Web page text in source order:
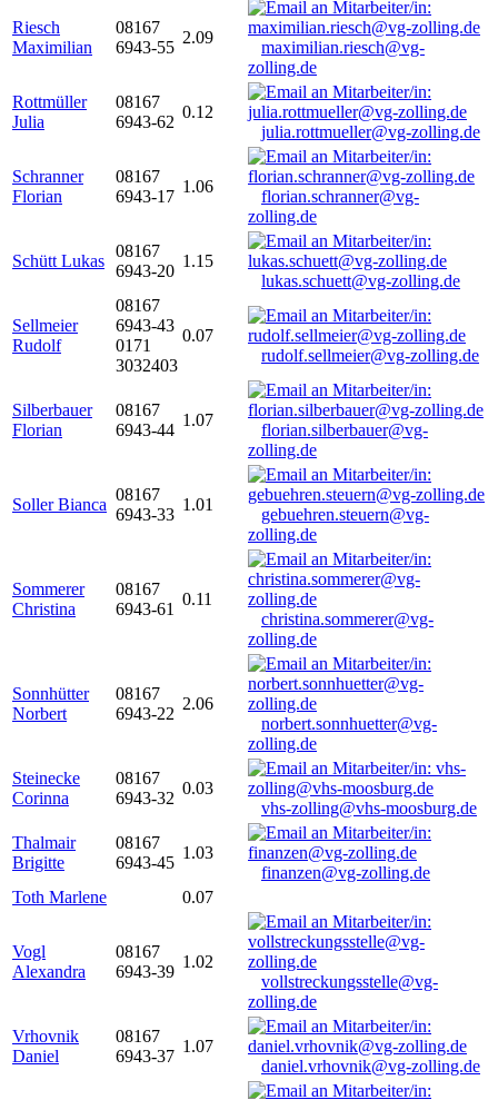
Riesch
Maximilian
08167
6943-55
2.09
maximilian.riesch@vg-
zolling.de
Rottmüller
Julia
08167
6943-62
0.12
julia.rottmueller@vg-zolling.de
Schranner
Florian
08167
6943-17
1.06
florian.schranner@vg-
zolling.de
Schütt Lukas
08167
6943-20
1.15
lukas.schuett@vg-zolling.de
Sellmeier
Rudolf
08167
6943-43
0171
3032403
0.07
rudolf.sellmeier@vg-zolling.de
Silberbauer
Florian
08167
6943-44
1.07
florian.silberbauer@vg-
zolling.de
Soller Bianca
08167
6943-33
1.01
gebuehren.steuern@vg-
zolling.de
Sommerer
Christina
08167
6943-61
0.11
christina.sommerer@vg-
zolling.de
Sonnhütter
Norbert
08167
6943-22
2.06
norbert.sonnhuetter@vg-
zolling.de
Steinecke
Corinna
08167
6943-32
0.03
vhs-zolling@vhs-moosburg.de
Thalmair
Brigitte
08167
6943-45
1.03
finanzen@vg-zolling.de
Toth Marlene
0.07
Vogl
Alexandra
08167
6943-39
1.02
vollstreckungsstelle@vg-
zolling.de
Vrhovnik
Daniel
08167
6943-37
1.07
daniel.vrhovnik@vg-zolling.de